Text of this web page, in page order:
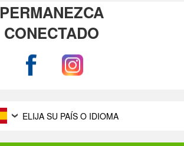
PERMANEZCA
CONECTADO
ELIJA SU PAÍS O IDIOMA